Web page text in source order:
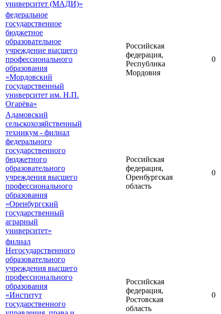
университет (МАДИ)»
федеральное
государственное
бюджетное
образовательное
учреждение высшего
профессионального
образования
«Мордовский
государственный
университет им. Н.П.
Огарёва»
Российская
федерация,
Республика
Мордовия
0
Адамовский
сельскохозяйственный
техникум - филиал
федерального
государственного
бюджетного
образовательного
учреждения высшего
профессионального
образования
«Оренбургский
государственный
аграрный
университет»
Российская
федерация,
Оренбургская
область
0
филиал
Негосударственного
образовательного
учреждения высшего
профессионального
образования
«Институт
государственного
Российская
федерация,
Ростовская
область
0